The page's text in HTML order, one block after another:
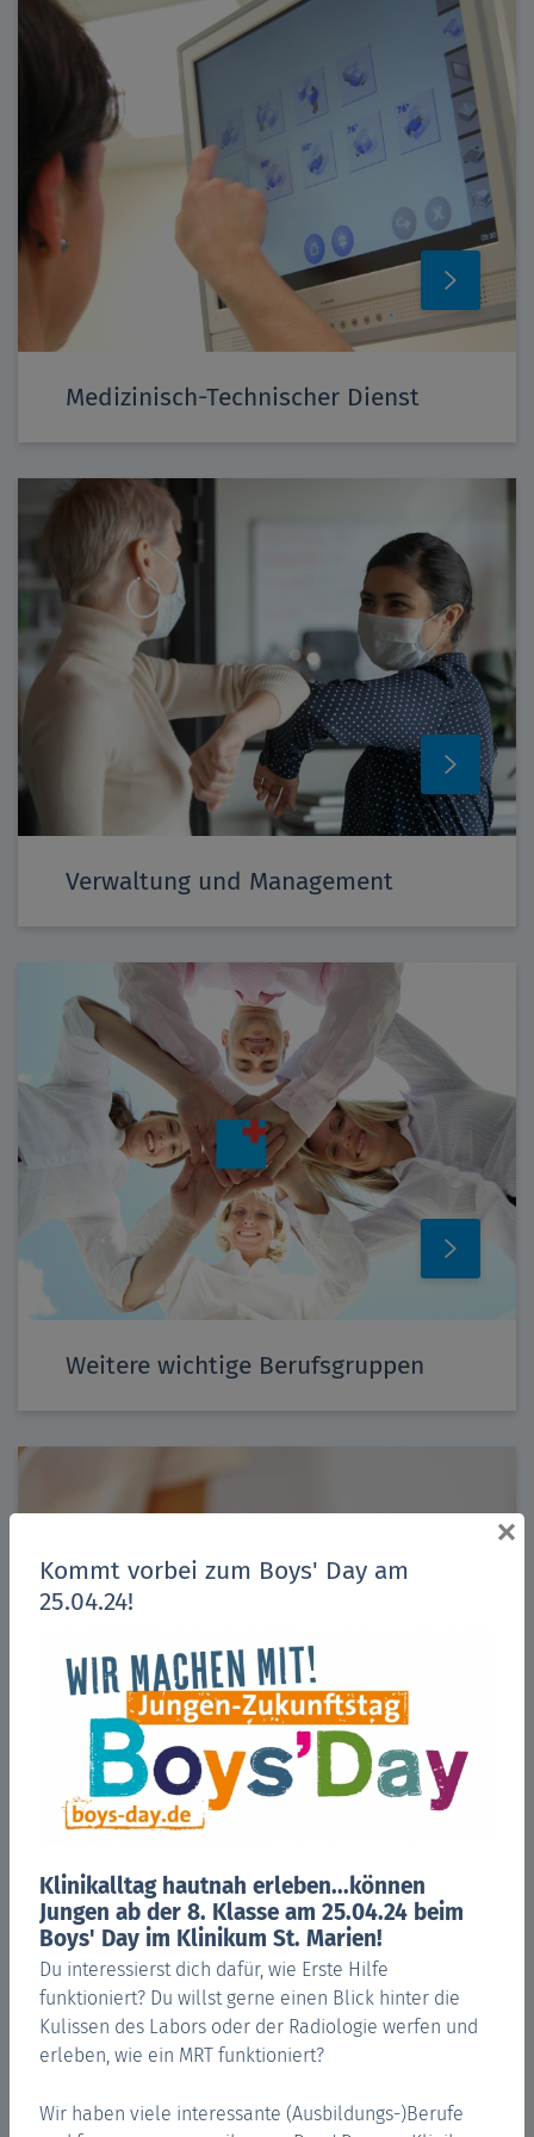
×
Kommt vorbei zum Boys' Day am
25.04.24!
Klinikalltag hautnah erleben...können
Jungen ab der 8. Klasse am 25.04.24 beim
Boys' Day im Klinikum St. Marien!
Du interessierst dich dafür, wie Erste Hilfe
funktioniert? Du willst gerne einen Blick hinter die
Kulissen des Labors oder der Radiologie werfen und
erleben, wie ein MRT funktioniert?
Wir haben viele interessante (Ausbildungs-)Berufe
Medizinisch-Technischer Dienst
Verwaltung und Management
Weitere wichtige Berufsgruppen